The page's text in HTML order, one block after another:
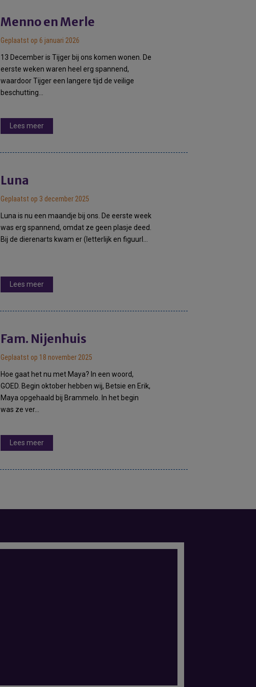
Menno en Merle
Geplaatst op 6 januari 2026
13 December is Tijger bij ons komen wonen. De
eerste weken waren heel erg spannend,
waardoor Tijger een langere tijd de veilige
beschutting…
Lees meer
Luna
Geplaatst op 3 december 2025
Luna is nu een maandje bij ons. De eerste week
was erg spannend, omdat ze geen plasje deed.
Bij de dierenarts kwam er (letterlijk en figuurl…
Lees meer
Fam. Nijenhuis
Geplaatst op 18 november 2025
Hoe gaat het nu met Maya? In een woord,
GOED. Begin oktober hebben wij, Betsie en Erik,
Maya opgehaald bij Brammelo. In het begin
was ze ver…
Lees meer